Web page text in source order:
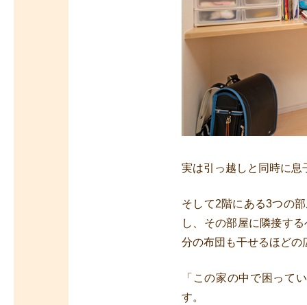
実は引っ越しと同時に息
そして2階にある3つの
し、その部屋に隣接す
分の布団も干せるほどの
「この家の中で困って
す。